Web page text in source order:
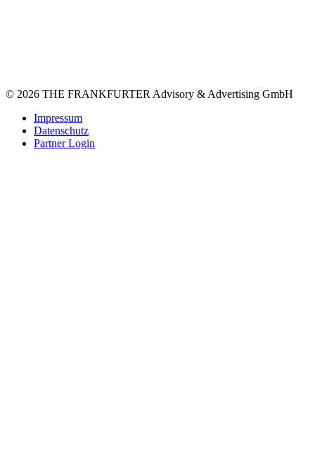
© 2026 THE FRANKFURTER Advisory & Advertising GmbH
Impressum
Datenschutz
Partner Login